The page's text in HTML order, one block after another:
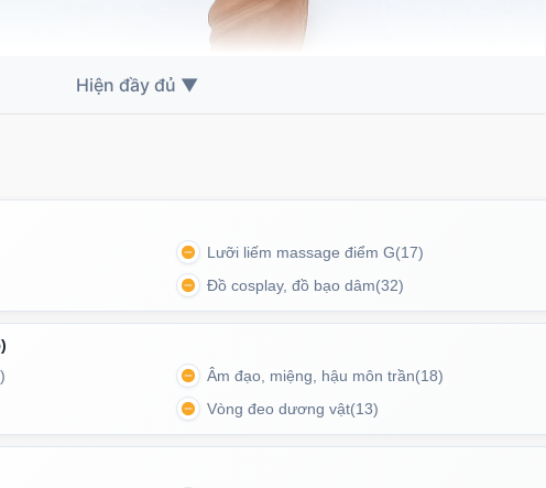
Lưỡi liếm massage điểm G(17)
Đồ cosplay, đồ bạo dâm(32)
Âm đạo, miệng, hậu môn trần(18)
Vòng đeo dương vật(13)